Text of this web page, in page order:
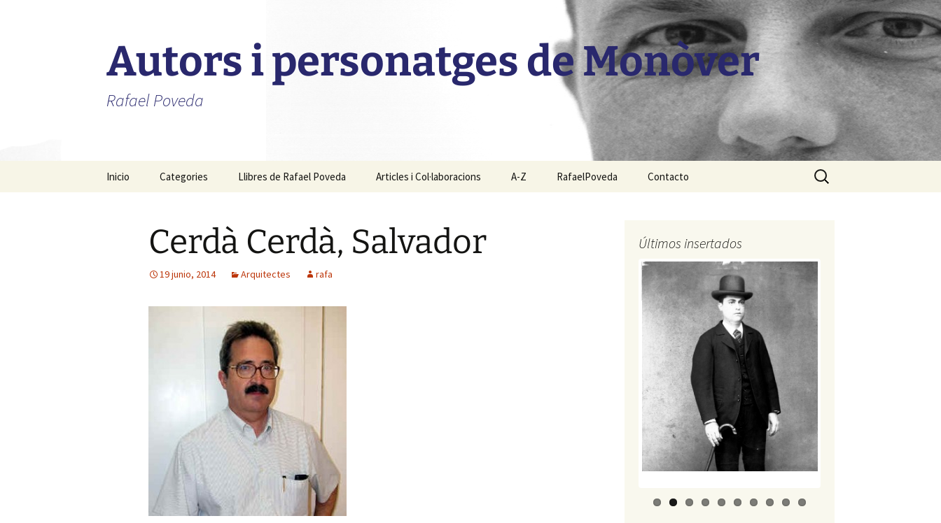
Autors i personatges de Monòver
Rafael Poveda
Inicio Categories
Alcaldes
Fotògrafs
Presidents del Casino
Arquitectes
Mathausen.
Llibres de Rafael Poveda Articles i Col·laboracions A-Z RafaelPoveda Contacto
Buscar:
Cerdà Cerdà, Salvador
19 junio, 2014 Arquitectes rafa
Últimos insertados